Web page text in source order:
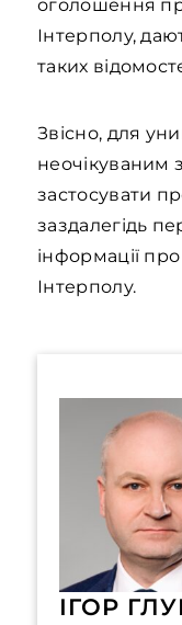
оголошення
Інтерполу,
таких
Звісно, для
застосувати
заздалегідь
інформації
Інтерполу.
ІГОР